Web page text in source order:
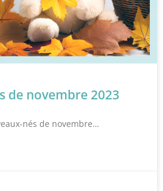
de novembre 2023
nés de novembre…